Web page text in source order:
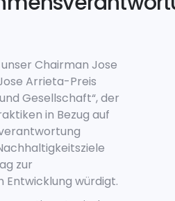
Chairman Jose
Arrieta-Preis
Gesellschaft“, der
in Bezug auf
zur
würdigt.